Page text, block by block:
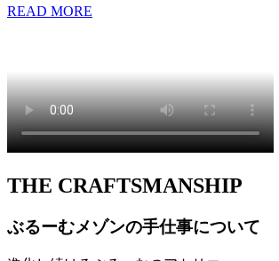
READ MORE
THE CRAFTSMANSHIP
ぶるーむメゾンの手仕事について